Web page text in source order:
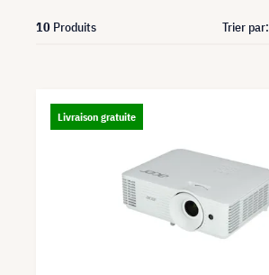
10 Produits Trier par:
Livraison gratuite